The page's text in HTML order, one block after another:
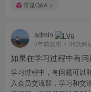
常见Q&A
admin
3年前发布 36次阅
如果在学习过程中有问
学习过程中，有问题可以
入会员交流群，学习和交